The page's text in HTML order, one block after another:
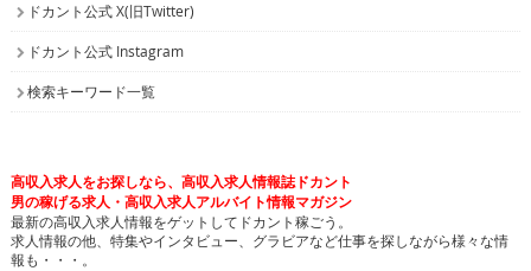
ドカント公式 X(旧Twitter)
ドカント公式 Instagram
検索キーワード一覧
高収入求人をお探しなら、高収入求人情報誌ドカント
男の稼げる求人・高収入求人アルバイト情報マガジン
最新の高収入求人情報をゲットしてドカント稼ごう。
求人情報の他、特集やインタビュー、グラビアなど仕事を探しながら様々な情
報も・・・。